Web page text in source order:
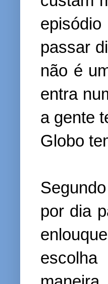
passar
não é
entra
a gente
Globo
por dia